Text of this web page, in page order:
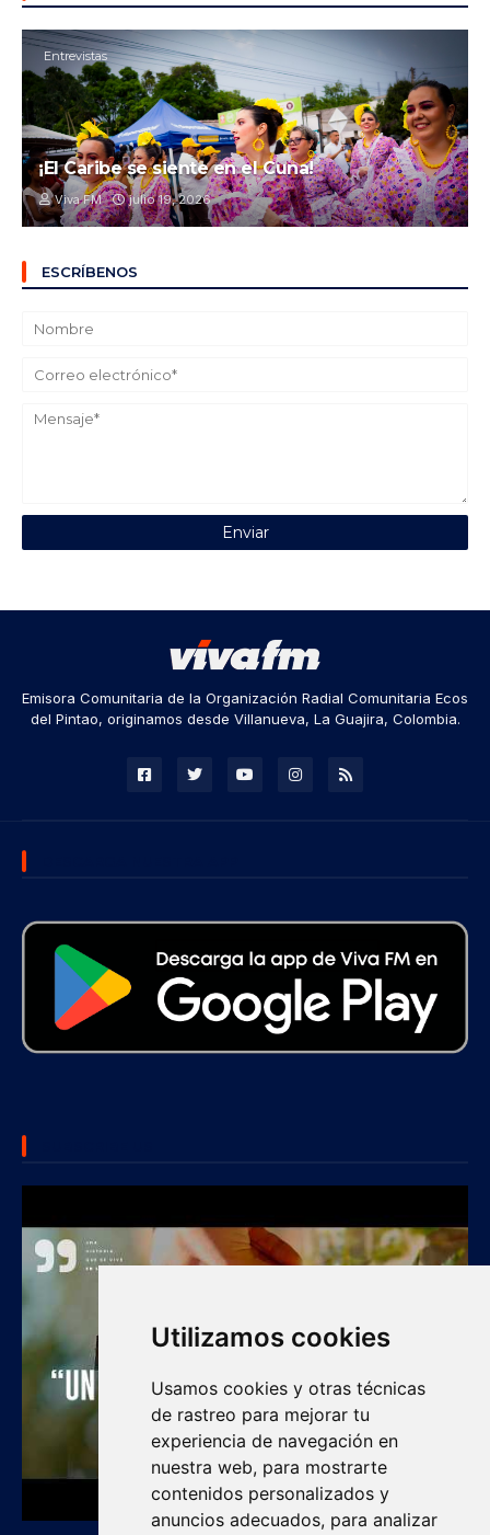
Utilizamos cookies
Usamos cookies y otras técnicas
de rastreo para mejorar tu
experiencia de navegación en
nuestra web, para mostrarte
contenidos personalizados y
anuncios adecuados, para analizar
Entrevistas
¡El Caribe se siente en el Cuna!
Viva FM julio 19, 2026
ESCRÍBENOS
Emisora Comunitaria de la Organización Radial Comunitaria Ecos
del Pintao, originamos desde Villanueva, La Guajira, Colombia.